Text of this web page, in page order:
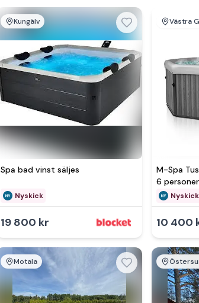
Kungälv
Spa bad vinst säljes
Nyskick
19 800 kr
Västra
M-Spa
6
Nyskick
10 400
Motala